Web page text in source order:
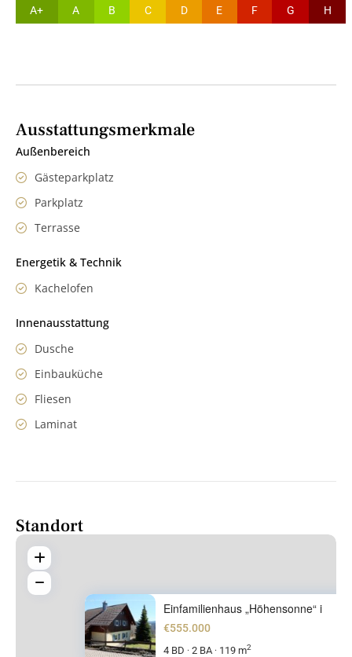
A+ A B C D E F G H
Ausstattungsmerkmale
Außenbereich
Gästeparkplatz
Parkplatz
Terrasse
Energetik & Technik
Kachelofen
Innenausstattung
Dusche
Einbauküche
Fliesen
Laminat
Standort
Einfamilienhaus „Höhensonne“ i
€555.000
4 BD · 2 BA · 119 m2